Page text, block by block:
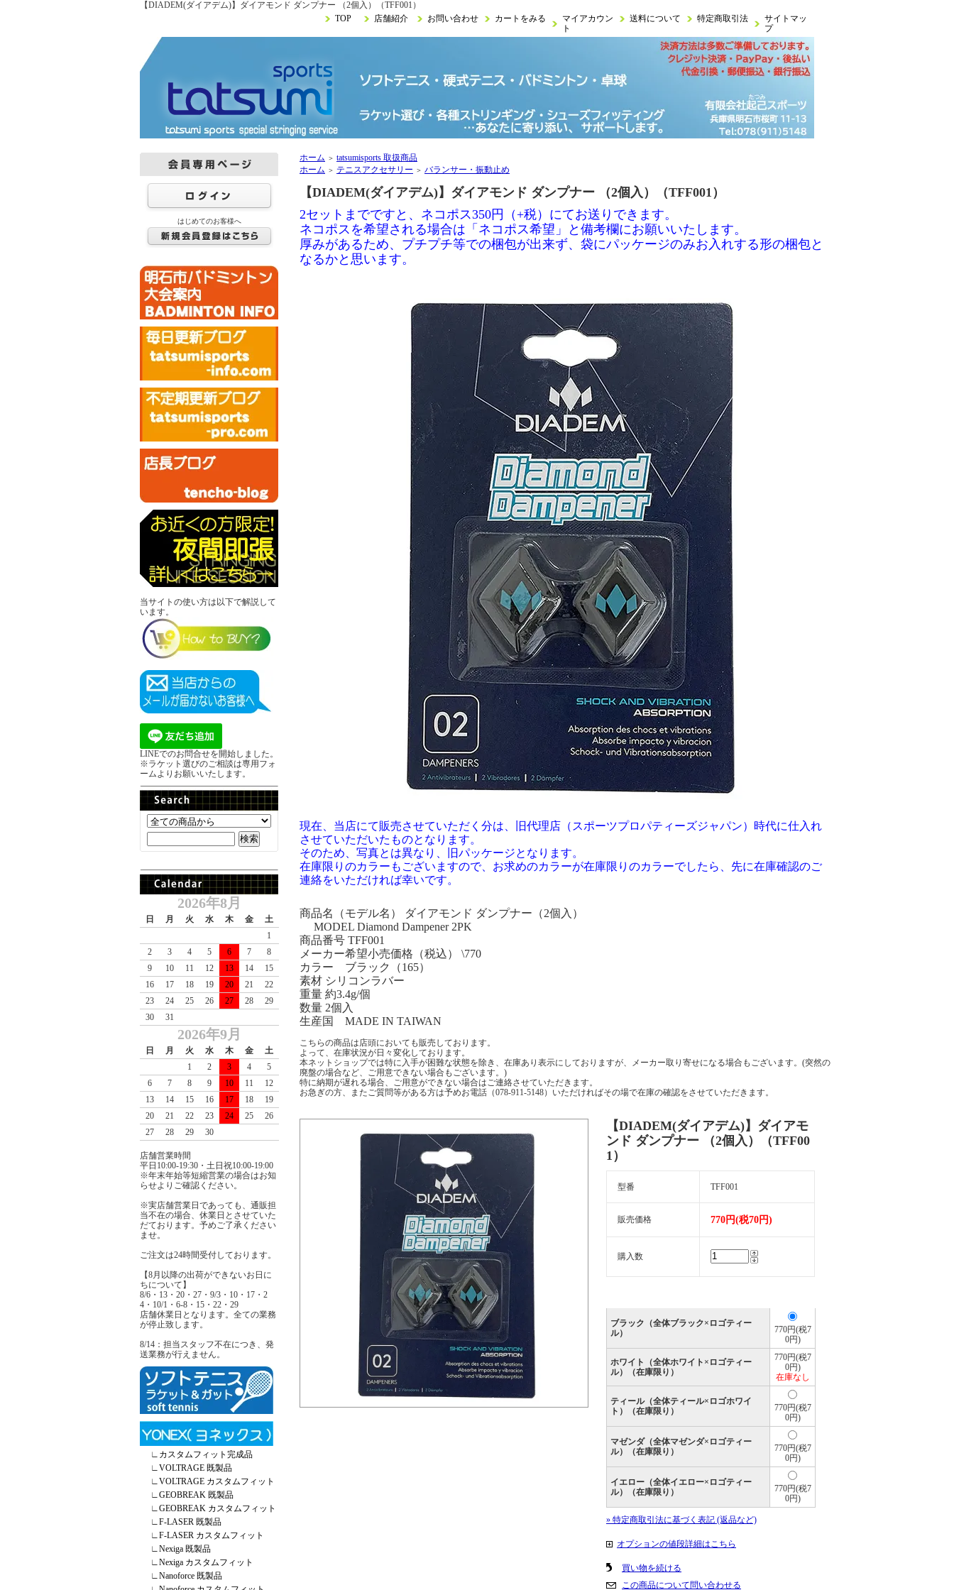
【DIADEM(ダイアデム)】ダイアモンド ダンプナー （2個入）（TFF001）
TOP
店舗紹介 お問い合わせ カートをみる
マイアカウン
ト
送料について 特定商取引法
サイトマッ
プ
はじめてのお客様へ
当サイトの使い方は以下で解説して
います。
LINEでのお問合せを開始しました。
※ラケット選びのご相談は専用フォ
ームよりお願いいたします。
2026年8月
日 月 火 水 木 金
土
1
2
3 4 5 6 7
8
9
10 11 12 13 14
15
16
17 18 19 20 21
22
23
24 25 26 27 28
29
30
31
2026年9月
日 月 火 水 木 金
土
1
2 3 4
5
6
7 8 9 10 11
12
13
14 15 16 17 18
19
20
21 22 23 24 25
26
27
28 29 30
店舗営業時間
平日10:00-19:30・土日祝10:00-19:00
※年末年始等短縮営業の場合はお知
らせよりご確認ください。
※実店舗営業日であっても、通販担
当不在の場合、休業日とさせていた
だております。予めご了承ください
ませ。
ご注文は24時間受付しております。
【8月以降の出荷ができないお日に
ちについて】
8/6・13・20・27・9/3・10・17・2
4・10/1・6-8・15・22・29
店舗休業日となります。全ての業務
が停止致します。
8/14：担当スタッフ不在につき、発
送業務が行えません。
∟ カスタムフィット完成品
∟VOLTRAGE 既製品
∟VOLTRAGE カスタムフィット
∟GEOBREAK 既製品
∟GEOBREAK カスタムフィット
∟F-LASER 既製品
∟F-LASER カスタムフィット
∟Nexiga 既製品
∟Nexiga カスタムフィット
∟Nanoforce 既製品
ホーム ＞ tatsumisports 取扱商品
ホーム ＞ テニスアクセサリー ＞ バランサー・振動止め
【DIADEM(ダイアデム)】ダイアモンド ダンプナー （2個入）（TFF001）
2セットまでですと、ネコポス350円（+税）にてお送りできます。
ネコポスを希望される場合は「ネコポス希望」と備考欄にお願いいたします。
厚みがあるため、プチプチ等での梱包が出来ず、袋にパッケージのみお入れする形の梱包と
なるかと思います。
現在、当店にて販売させていただく分は、旧代理店（スポーツプロパティーズジャパン）時代に仕入れ
させていただいたものとなります。
そのため、写真とは異なり、旧パッケージとなります。
在庫限りのカラーもございますので、お求めのカラーが在庫限りのカラーでしたら、先に在庫確認のご
連絡をいただければ幸いです。
商品名（モデル名） ダイアモンド ダンプナー（2個入）
MODEL Diamond Dampener 2PK
商品番号 TFF001
メーカー希望小売価格（税込） \770
カラー ブラック（165）
素材 シリコンラバー
重量 約3.4g/個
数量 2個入
生産国 MADE IN TAIWAN
こちらの商品は店頭においても販売しております。
よって、在庫状況が日々変化しております。
本ネットショップでは特に入手が困難な状態を除き、在庫あり表示にしておりますが、メーカー取り寄せになる場合もございます。(突然の
廃盤の場合など、ご用意できない場合もございます。)
特に納期が遅れる場合、ご用意ができない場合はご連絡させていただきます。
お急ぎの方、またご質問等がある方は予めお電話（078-911-5148）いただければその場で在庫の確認をさせていただきます。
【DIADEM(ダイアデム)】ダイアモ
ンド ダンプナー （2個入）（TFF00
1）
型番 TFF001
販売価格 770円(税70円)
購入数
ブラック（全体ブラック×ロゴティー
ル）
770円(税7
0円)
ホワイト（全体ホワイト×ロゴティー
ル）（在庫限り）
770円(税7
0円)
在庫なし
ティール（全体ティール×ロゴホワイ
ト）（在庫限り）
770円(税7
0円)
マゼンダ（全体マゼンダ×ロゴティー
ル）（在庫限り）
770円(税7
0円)
イエロー（全体イエロー×ロゴティー
ル）（在庫限り）
770円(税7
0円)
» 特定商取引法に基づく表記 (返品など)
オプションの値段詳細はこちら
買い物を続ける
この商品について問い合わせる